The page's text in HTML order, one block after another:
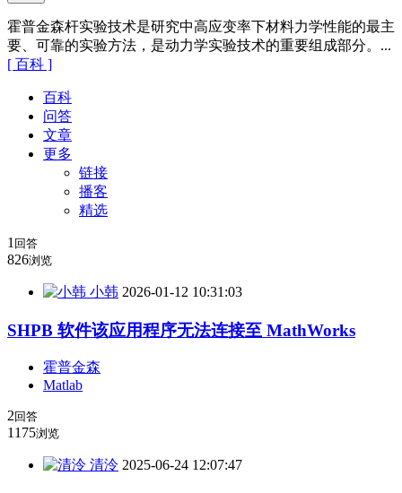
霍普金森杆实验技术是研究中高应变率下材料力学性能的最主
要、可靠的实验方法，是动力学实验技术的重要组成部分。...
[ 百科 ]
百科
问答
文章
更多
链接
播客
精选
1 回答
826浏览
小韩 2026-01-12 10:31:03
SHPB 软件该应用程序无法连接至 MathWorks
霍普金森
Matlab
2 回答
1175浏览
清泠 2025-06-24 12:07:47